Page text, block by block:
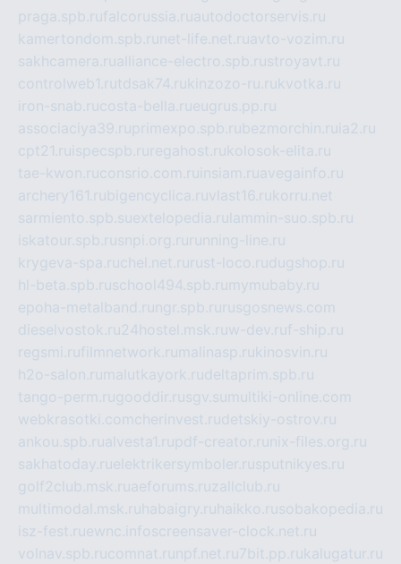
praga.spb.rufalcorussia.ruautodoctorservis.ru
kamertondom.spb.ru net-life.net.ruavto-vozim.ru
sakhcamera.rualliance-electro.spb.rustroyavt.ru
controlweb1.rutdsak74.rukinzozo-ru.rukvotka.ru
iron-snab.rucosta-bella.rueugrus.pp.ru
associaciya39.ruprimexpo.spb.rubezmorchin.ru ia2.ru
cpt21.ru ispecspb.ru regahost.rukolosok-elita.ru
tae-kwon.ruconsrio.com.ru insiam.ruavegainfo.ru
archery161.rubigencyclica.ruvlast16.rukorru.net
sarmiento.spb.suextelopedia.ru lammin-suo.spb.ru
iskatour.spb.rusnpi.org.ru running-line.ru
krygeva-spa.ruchel.net.ru rust-loco.rudugshop.ru
hl-beta.spb.ruschool494.spb.ru mymubaby.ru
epoha-metalband.ru ngr.spb.ru rusgosnews.com
dieselvostok.ru24hostel.msk.ruw-dev.ruf-ship.ru
regsmi.rufilmnetwork.ru malinasp.rukinosvin.ru
h2o-salon.ru malutkayork.rudeltaprim.spb.ru
tango-perm.rugooddir.rusgv.su multiki-online.com
webkrasotki.comcherinvest.rudetskiy-ostrov.ru
ankou.spb.rualvesta1.rupdf-creator.ru nix-files.org.ru
sakhatoday.ruelektrikersymboler.rusputnikyes.ru
golf2club.msk.ruaeforums.ruzallclub.ru
multimodal.msk.ru habaigry.ru haikko.rusobakopedia.ru
isz-fest.ruewnc.infoscreensaver-clock.net.ru
volnav.spb.rucomnat.ru npf.net.ru7bit.pp.rukalugatur.ru